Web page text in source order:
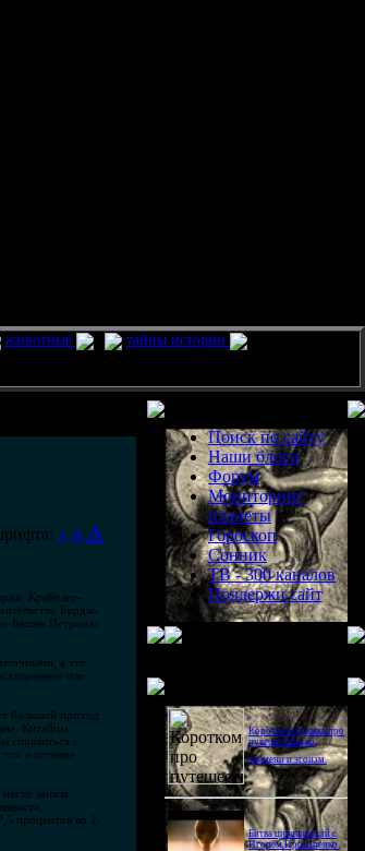
животные
тайны истории
A A A
Крайслер-
Бурдж-
Башни Петронас
а это
или
большой приход
Китайцы
справиться с
в течение
заняла
процентов во 2-
Поиск по сайту
Наши блоги
Форум
Мониторинг
планеты
Гороскоп
Сонник
ТВ - 300 каналов
Поддержи сайт
Короткометражка про
путешествия во
времени и эгоизм.
Битва цивилизаций с
Игорем Прокопенко.